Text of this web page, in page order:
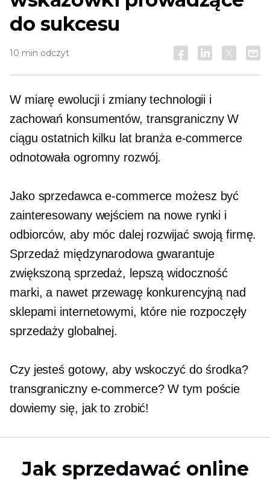
do sukcesu
10 min odczyt
W miarę ewolucji i zmiany technologii i
zachowań konsumentów, transgranicznyW
ciągu ostatnich kilku lat branża e-commerce
odnotowała ogromny rozwój.
Jako sprzedawca e-commerce możesz być
zainteresowany wejściem na nowe rynki i
odbiorców, aby móc dalej rozwijać swoją firmę.
Sprzedaż międzynarodowa gwarantuje
zwiększoną sprzedaż, lepszą widoczność
marki, a nawet przewagę konkurencyjną nad
sklepami internetowymi, które nie rozpoczęły
sprzedaży globalnej.
Czy jesteś gotowy, aby wskoczyć do środka?
transgranicznye-commerce? W tym poście
dowiemy się, jak to zrobić!
Jak sprzedawać online